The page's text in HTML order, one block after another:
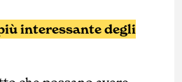
interessante degli